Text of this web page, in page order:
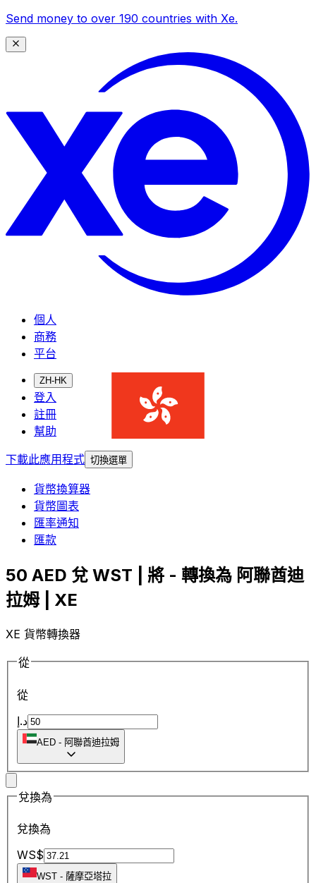
Send money to over 190 countries with Xe.
個人
商務
平台
ZH-HK
登入
註冊
幫助
下載此應用程式 切換選單
貨幣換算器
貨幣圖表
匯率通知
匯款
50 AED 兌 WST | 將 - 轉換為 阿聯酋迪
拉姆 | XE
XE 貨幣轉換器
從
從
د.إ
AED - 阿聯酋迪拉姆
兌換為
兌換為
WS$
WST - 薩摩亞塔拉